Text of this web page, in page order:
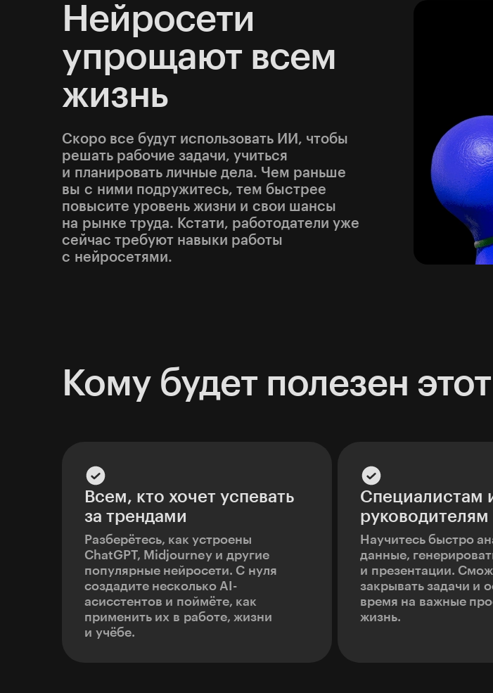
Нейросети
упрощают всем
жизнь
Скоро все будут использовать ИИ, чтобы
решать рабочие задачи, учиться
и планировать личные дела. Чем раньше
вы с ними подружитесь, тем быстрее
повысите уровень жизни и свои шансы
на рынке труда. Кстати, работодатели уже
сейчас требуют навыки работы
с нейросетями.
Кому будет полезен
Всем, кто хочет успевать
за трендами
Разберётесь, как устроены
ChatGPT, Midjourney и другие
популярные нейросети. С нуля
создадите несколько AI-
асисстентов и поймёте, как
применить их в работе, жизни
и учёбе.
Специалистам
руководителям
Научитесь быстро
данные,
и презентации.
закрывать задачи и
время на важные
жизнь.